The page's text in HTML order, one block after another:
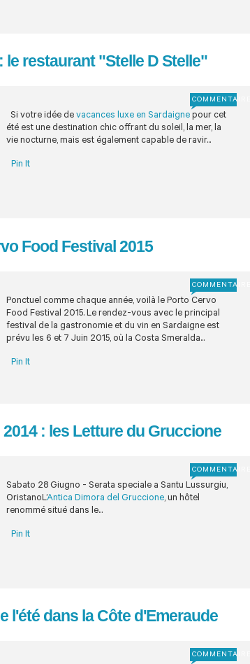
restaurant "Stelle D Stelle"
COMMENTAIRE
Si votre idée de vacances luxe en Sardaignepour cet
été est une destination chic offrant du soleil, la mer, la
vie nocturne, mais est également capable de ravir...
Pin It
Food Festival 2015
COMMENTAIRE
Ponctuel comme chaque année, voilà le Porto Cervo
Food Festival 2015. Le rendez-vous avec le principal
festival de la gastronomie et du vin en Sardaigne est
prévu les 6 et 7 Juin 2015, où la Costa Smeralda...
Pin It
: les Letture du Gruccione
COMMENTAIRE
Sabato 28 Giugno - Serata speciale a Santu Lussurgiu,
OristanoL’Antica Dimora del Gruccione, un hôtel
renommé situé dans le...
Pin It
l'été dans la Côte d'Emeraude
COMMENTAIRE